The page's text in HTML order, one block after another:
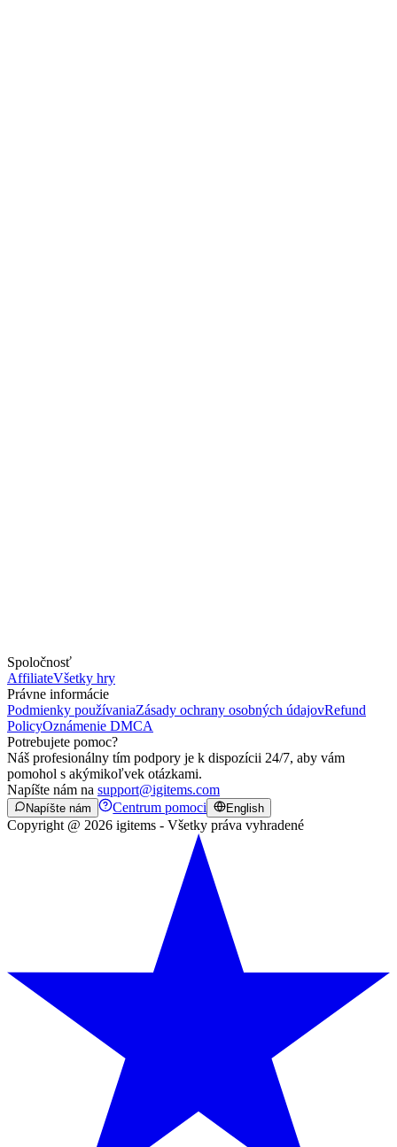
Spoločnosť
AffiliateVšetky hry
Právne informácie
Podmienky používaniaZásady ochrany osobných údajovRefund
PolicyOznámenie DMCA
Potrebujete pomoc?
Náš profesionálny tím podpory je k dispozícii 24/7, aby vám
pomohol s akýmikoľvek otázkami.
Napíšte nám na support@igitems.com
Napíšte nám Centrum pomoci English
Copyright @ 2026 igitems - Všetky práva vyhradené